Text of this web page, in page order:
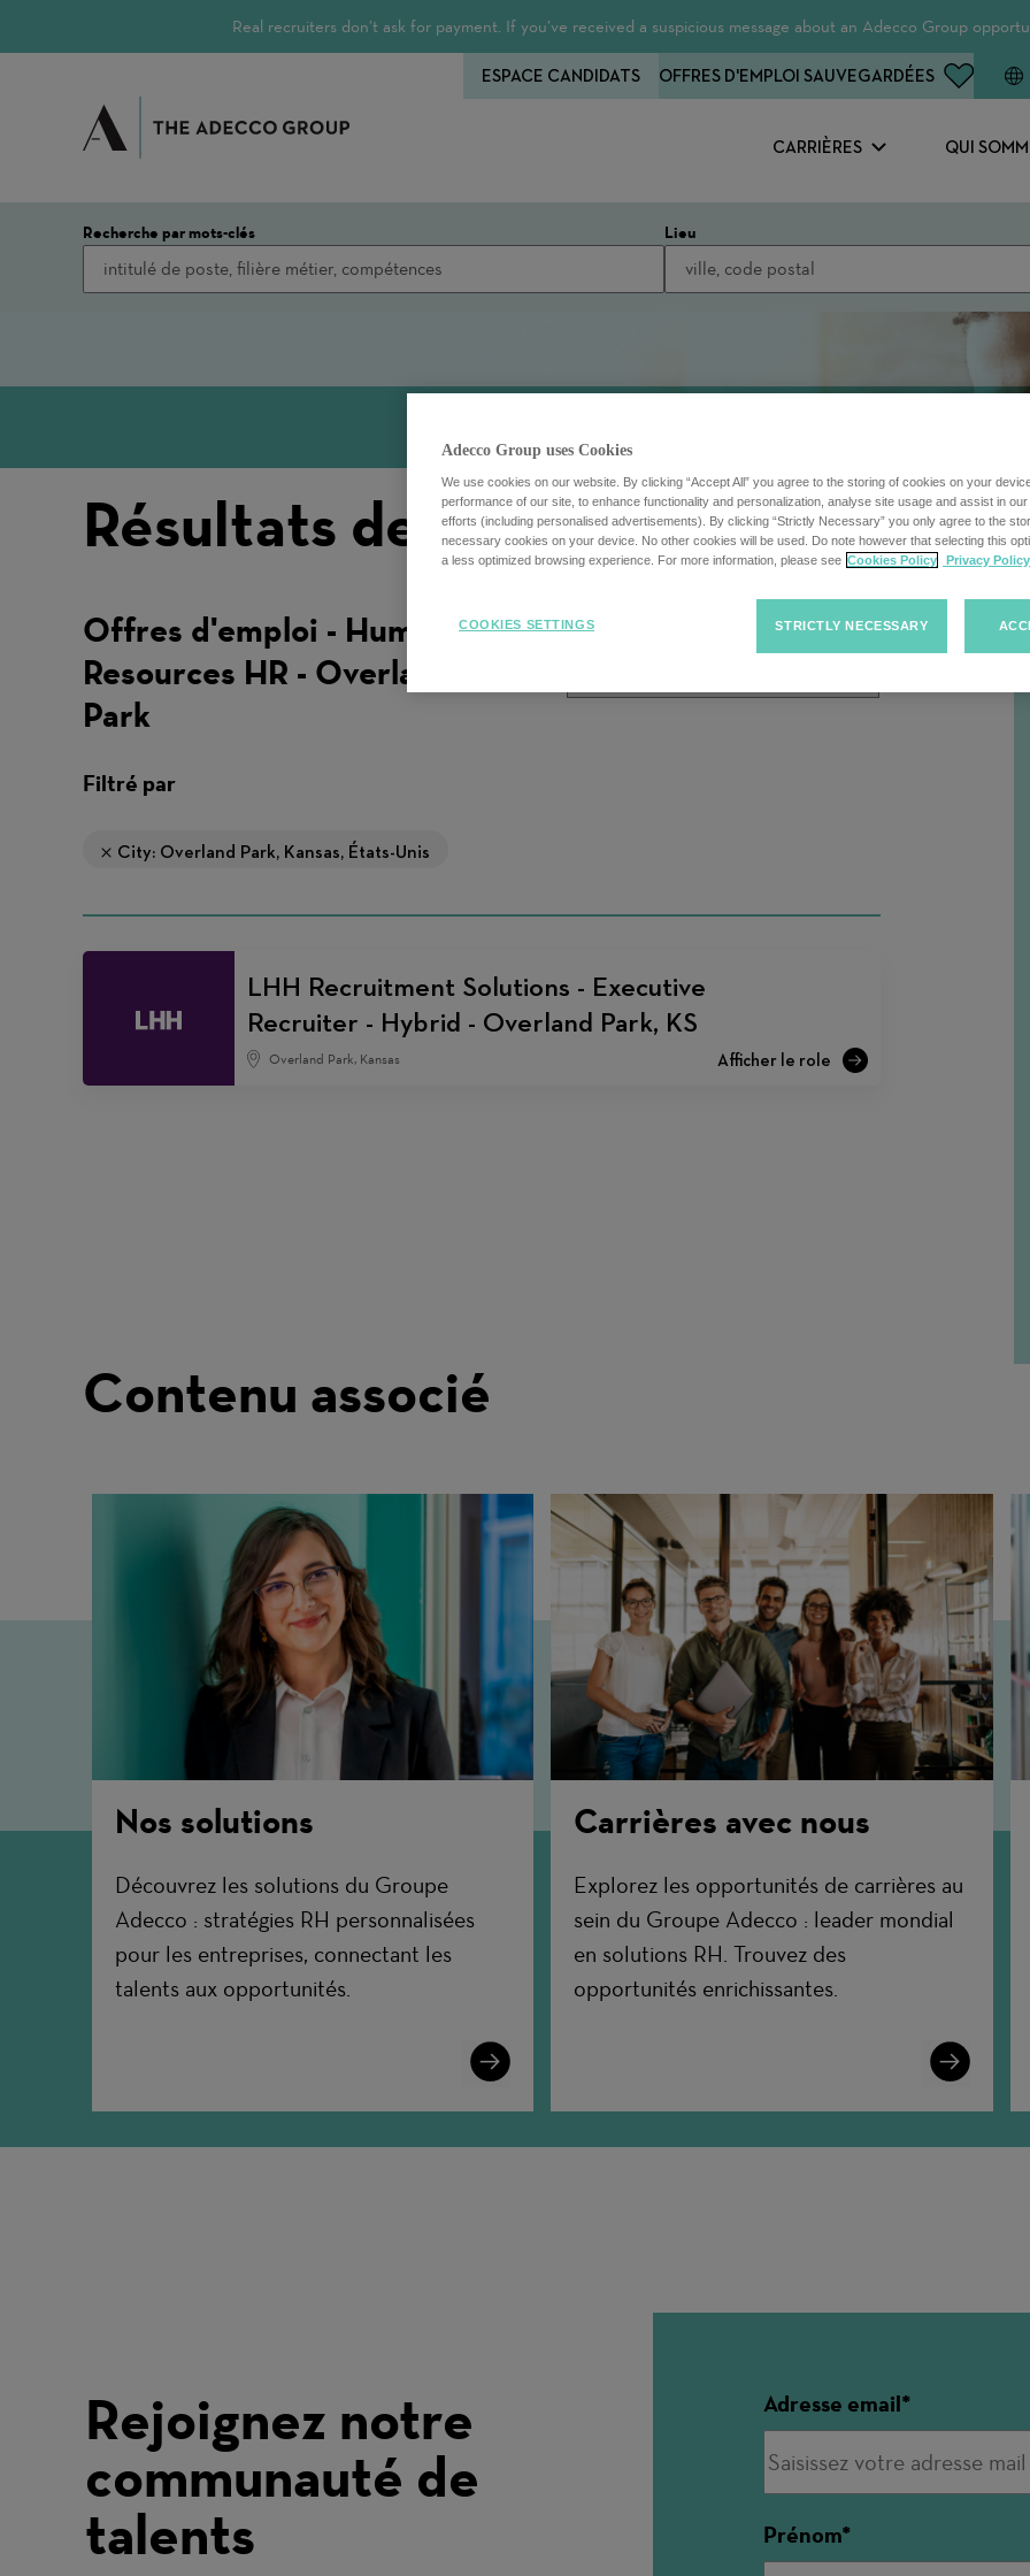
Real recruiters don’t ask for payment. If you’ve received a suspicious message about an Adecco Group
CARRIÈRES QUI
ESPACE CANDIDATS OFFRES D'EMPLOI SAUVEGARDÉES
Recherche par mots-clés Lieu
Résultats de recherche
Trier
Trier les offres d'emploi
Offres d'emploi - Human
Resources HR - Overland
Park
Filtré par
City: Overland Park, Kansas, États-Unis
LHH Recruitment Solutions - Executive
Recruiter - Hybrid - Overland Park, KS
Overland Park, Kansas
Contenu associé
Nos solutions
Découvrez les solutions du Groupe
Adecco : stratégies RH personnalisées
pour les entreprises, connectant les
talents aux opportunités.
Learn
More
Carrières avec nous
Explorez les opportunités de carrières au
sein du Groupe Adecco : leader mondial
en solutions RH. Trouvez des
opportunités enrichissantes.
Learn
More
Rejoignez notre
communauté de
talents
Adresse email
Prénom
Adecco Group uses Cookies
We use cookies on our website. By clicking “Accept All” you agree to the storing of cookies on your
performance of our site, to enhance functionality and personalization, analyse site usage and assist in
efforts (including personalised advertisements). By clicking “Strictly Necessary” you only agree to the
necessary cookies on your device. No other cookies will be used. Do note however that selecting this
a less optimized browsing experience. For more information, please see Cookies Policy Privacy Policy
STRICTLY NECESSARY
COOKIES SETTINGS